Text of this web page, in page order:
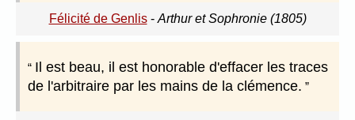
Félicité de Genlis- Arthur et Sophronie (1805)
Il est beau, il est honorable d'effacer les traces
de l'arbitraire par les mains de la clémence.